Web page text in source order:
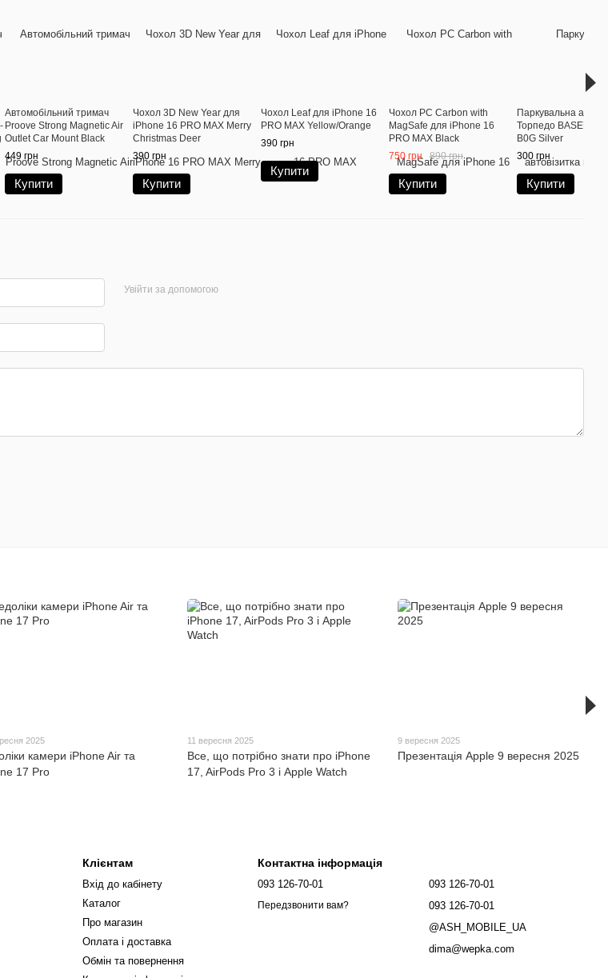
Автомобільний тримач
Proove Strong Magnetic Air
Outlet Car Mount Black
449 грн
Купити
Чохол 3D New Year для
iPhone 16 PRO MAX Merry
Christmas Deer
390 грн
Купити
Чохол Leaf для iPhone 16
PRO MAX Yellow/Orange
390 грн
Купити
Чохол PC Carbon with
MagSafe для iPhone 16
PRO MAX Black
750 грн
890 грн
Купити
Паркувальна
Торпедо BASEUS
B0G Silver
300 грн
Купити
Увійти за допомогою
2025
камери iPhone Air та
17 Pro
11 вересня 2025
Все, що потрібно знати про iPhone
17, AirPods Pro 3 і Apple Watch
9 вересня 2025
Презентація Apple 9 вересня 2025
Клієнтам
Вхід до кабінету
Каталог
Про магазин
Оплата і доставка
Обмін та повернення
Контактна інформація
093 126-70-01
Передзвонити вам?
093 126-70-01
093 126-70-01
@ASH_MOBILE_UA
dima@wepka.com